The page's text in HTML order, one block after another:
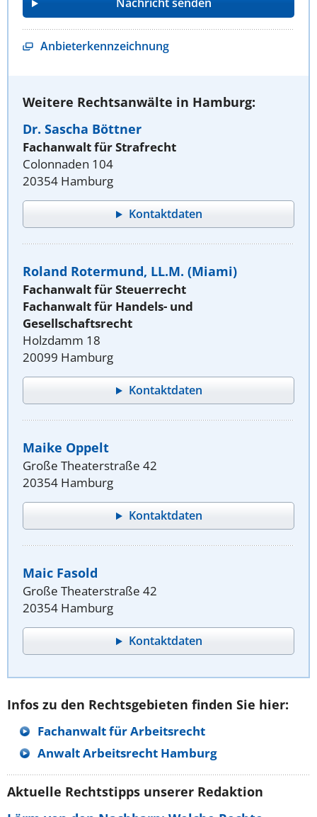
Anbieterkennzeichnung
Weitere Rechtsanwälte in Hamburg:
Dr. Sascha Böttner
Fachanwalt für Strafrecht
Colonnaden 104
20354 Hamburg
Kontaktdaten
Roland Rotermund, LL.M. (Miami)
Fachanwalt für Steuerrecht
Fachanwalt für Handels- und
Gesellschaftsrecht
Holzdamm 18
20099 Hamburg
Kontaktdaten
Maike Oppelt
Große Theaterstraße 42
20354 Hamburg
Kontaktdaten
Maic Fasold
Große Theaterstraße 42
20354 Hamburg
Kontaktdaten
Infos zu den Rechtsgebieten finden Sie hier:
Fachanwalt für Arbeitsrecht
Anwalt Arbeitsrecht Hamburg
Aktuelle Rechtstipps unserer Redaktion